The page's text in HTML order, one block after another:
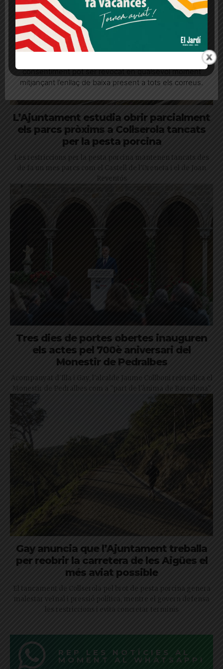
L’Ajuntament estudia obrir parcialment
els parcs pròxims a Collserola tancats
per la pesta porcina
Les restriccions per la pesta porcina mantenen tancats des
de fa un mes parcs com el Castell de l'Oreneta i el de Joan
Reventós
Tres dies de portes obertes inauguren
els actes pel 700è aniversari del
Monestir de Pedralbes
Acompanyat d'Illa i Gay, l'alcalde Jaume Collboni reivindica el
Monestir de Pedralbes com a "part de l'ànima de Barcelona"
Gay anuncia que l’Ajuntament treballa
per reobrir la carretera de les Aigües el
més aviat possible
El tancament de Collserola pel brot de pesta porcina genera
malestar veïnal i pressió política, mentre el govern defensa
les restriccions i evita concretar terminis
REP LES NOTÍCIES AL
MOMENT AL WHATSAPP!
Més informació Acceptar Rebutjar tot
Quan l’usuari crea un compte al Diari el Jardí, dona el
seu consentiment explícit per rebre comunicacions
consentiment pot ser revocat en qualsevol moment
mitjançant l’enllaç de baixa present a tots els correus.